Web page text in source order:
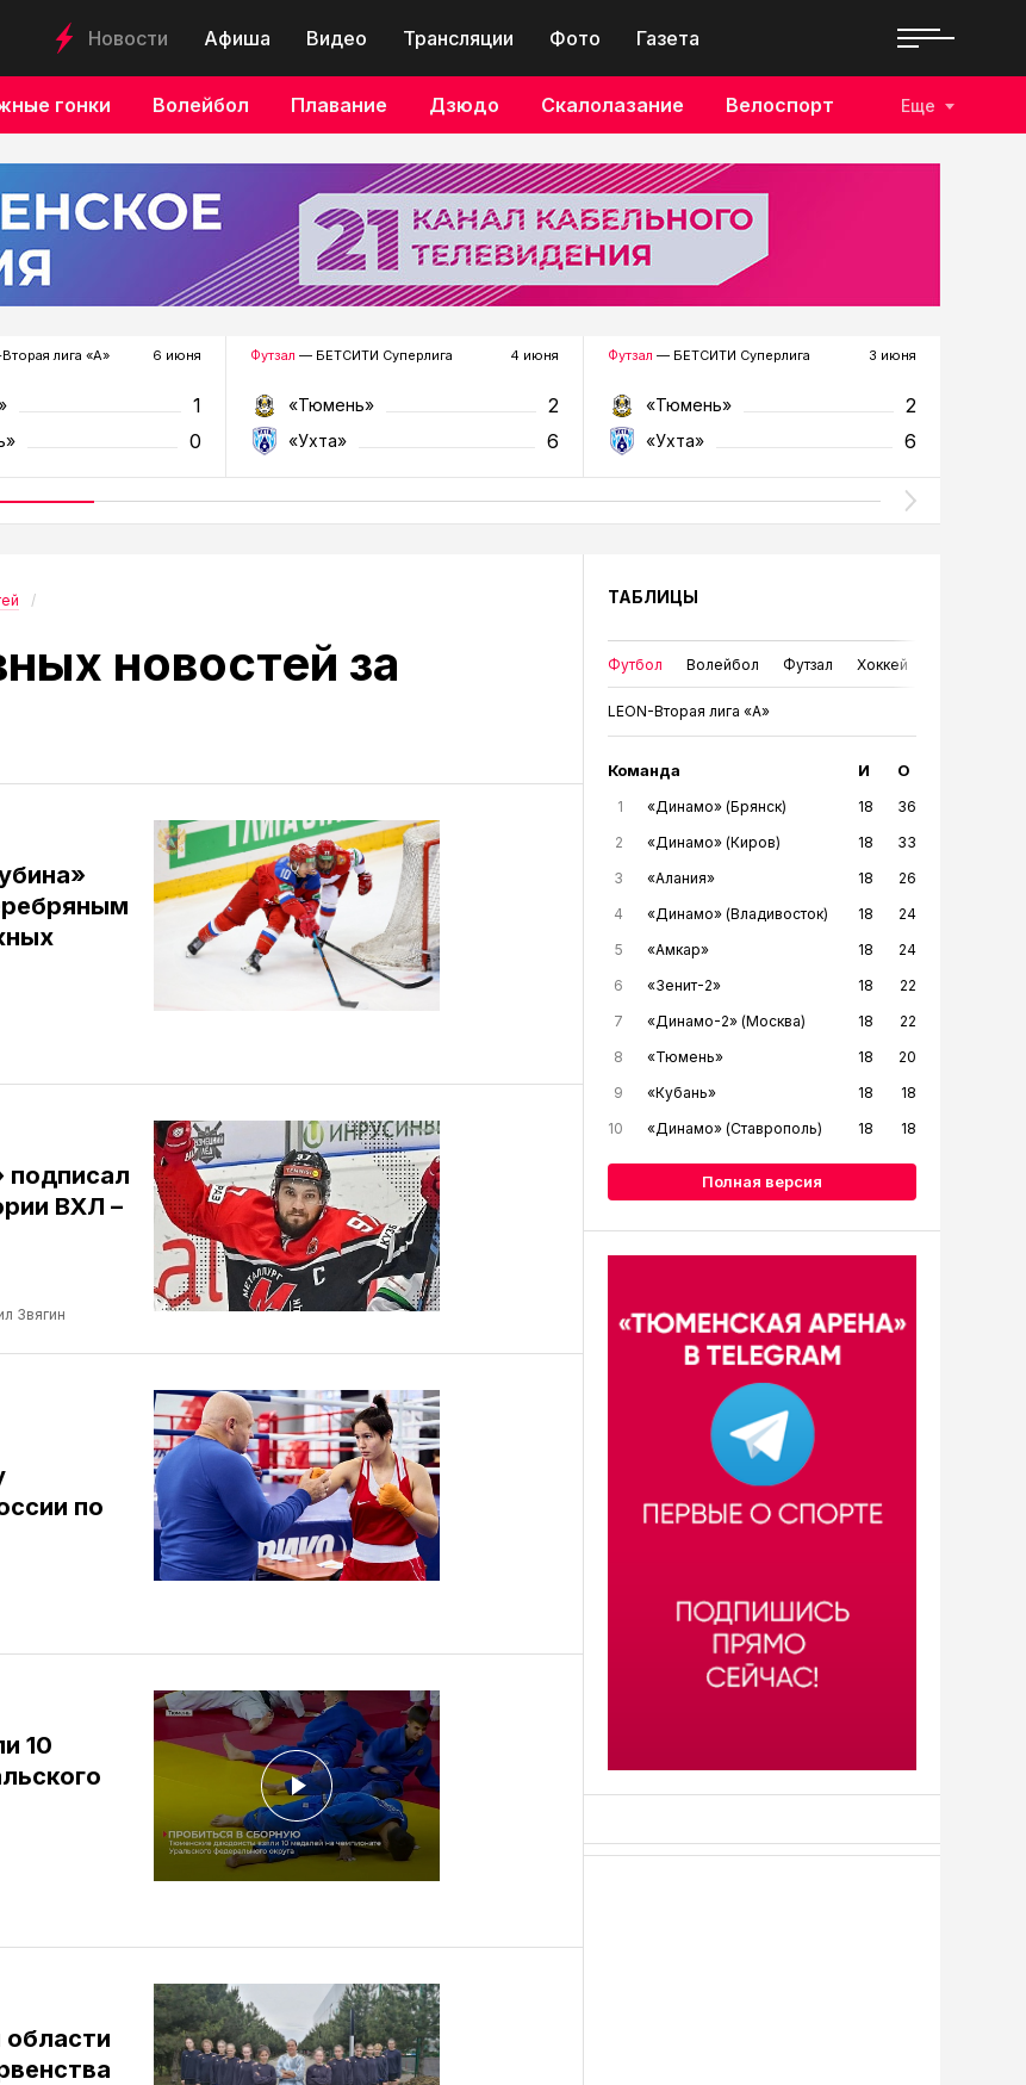
Новости Афиша Видео Трансляции Фото Газета
гонки Волейбол Плавание Дзюдо Скалолазание Велоспорт Еще
лига «А» 6 июня
1
0
Футзал — БЕТСИТИ Суперлига 4 июня
«Тюмень» 2
«Ухта» 6
Футзал — БЕТСИТИ Суперлига 3 июня
«Тюмень» 2
«Ухта» 6
новостей за
подписал
ВХЛ –
Звягин
по
10
ТАБЛИЦЫ
Футбол Волейбол Футзал Хоккей
LEON-Вторая лига «А»
Команда И О
1 «Динамо» (Брянск) 18
36
2
«Динамо» (Киров) 18
33
3
«Алания» 18
26
4
«Динамо» (Владивосток) 18
24
5
«Амкар» 18
24
6
«Зенит-2» 18
22
7
«Динамо-2» (Москва) 18
22
8
«Тюмень» 18
20
9
«Кубань» 18
18
10
«Динамо» (Ставрополь) 18 18
Полная версия